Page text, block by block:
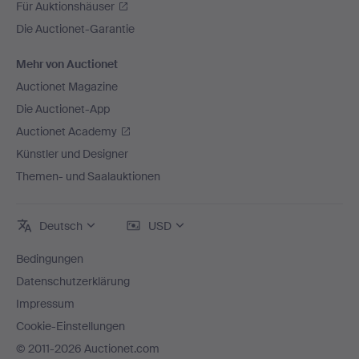
Für Auktionshäuser
Die Auctionet-Garantie
Mehr von Auctionet
Auctionet Magazine
Die Auctionet-App
Auctionet Academy
Künstler und Designer
Themen- und Saalauktionen
Deutsch USD
Bedingungen
Datenschutzerklärung
Impressum
Cookie-Einstellungen
© 2011-2026 Auctionet.com